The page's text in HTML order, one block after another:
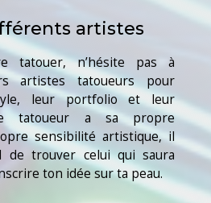
artistes
tatouer, n’hésite pas à
artistes tatoueurs pour
leur portfolio et leur
tatoueur a sa propre
sensibilité artistique, il
de trouver celui qui saura
ton idée sur ta peau.